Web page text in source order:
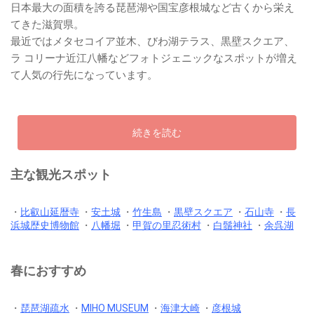
日本最大の面積を誇る琵琶湖や国宝彦根城など古くから栄え
てきた滋賀県。
最近ではメタセコイア並木、びわ湖テラス、黒壁スクエア、
ラ コリーナ近江八幡などフォトジェニックなスポットが増え
て人気の行先になっています。
続きを読む
主な観光スポット
・ 比叡山延暦寺 ・ 安土城 ・ 竹生島 ・ 黒壁スクエア ・ 石山寺 ・ 長
浜城歴史博物館 ・ 八幡堀 ・ 甲賀の里忍術村 ・ 白鬚神社 ・ 余呉湖
春におすすめ
・ 琵琶湖疏水 ・ MIHO MUSEUM ・ 海津大崎 ・ 彦根城